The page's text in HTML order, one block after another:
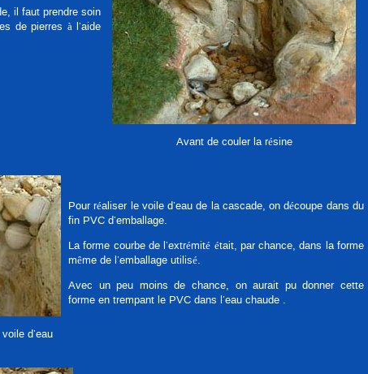
il faut prendre soin
de pierres à l’aide
Avant de couler la résine
d’eau
Pour réaliser le voile d’eau de la cascade, on découpe dans du
fin PVC d’emballage.
La forme courbe de l’extrémité était, par chance, dans la forme
même de l’emballage utilisé.
Avec un peu moins de chance, on aurait pu donner cette
forme en trempant le PVC dans l’eau chaude .